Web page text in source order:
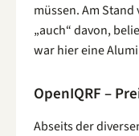
müssen. Am
„auch“ davon,
war hier eine
OpenIQRF –
Abseits der